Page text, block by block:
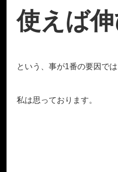
使えば
という、事が1番の要因で
私は思っております。